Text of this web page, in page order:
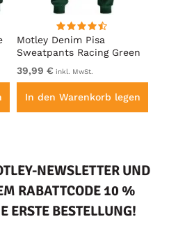
Motley Denim Pisa
Sweatpants Racing Green
39,99 € inkl. MwSt.
In den Warenkorb legen
NEWSLETTER UND
RABATTCODE 10 %
ERSTE BESTELLUNG!